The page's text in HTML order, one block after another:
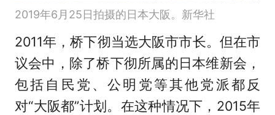
2019年6月25日拍摄的日本大阪。新华社
2011年，桥下彻当选大阪市市长。但在市
议会中，除了桥下彻所属的日本维新会，
包括自民党、公明党等其他党派都反
对“大阪都”计划。在这种情况下，2015年